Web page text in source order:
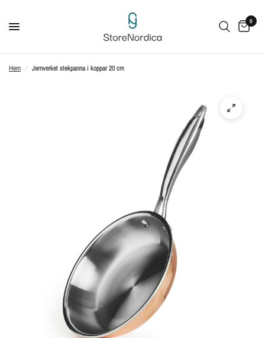
0
Hem / Jernverket stekpanna i koppar 20 cm